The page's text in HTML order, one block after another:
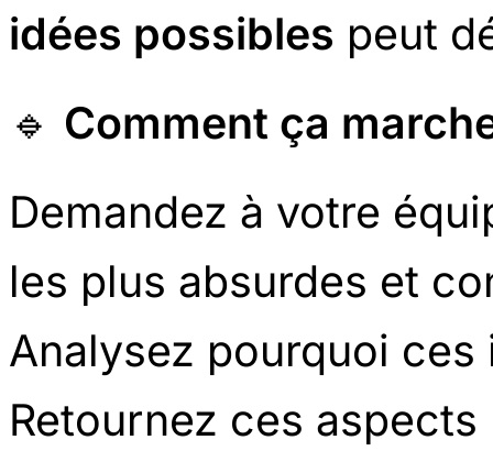
idées possibles peut
🔹 Comment ça
Demandez à votre
les plus absurdes et
Analysez pourquoi
Retournez ces